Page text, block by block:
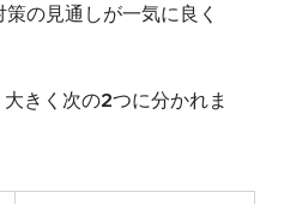
の見通しが一気に良く
きく次の2つに分かれま